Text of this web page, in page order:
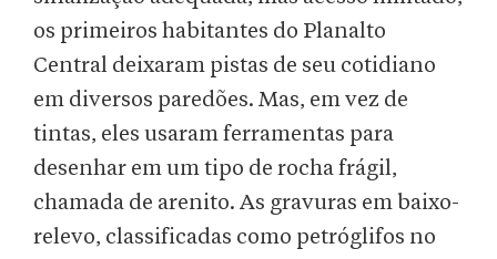
os primeiros habitantes do Planalto
Central deixaram pistas de seu cotidiano
em diversos paredões. Mas, em vez de
tintas, eles usaram ferramentas para
desenhar em um tipo de rocha frágil,
chamada de arenito. As gravuras em baixo-
relevo, classificadas como petróglifos no